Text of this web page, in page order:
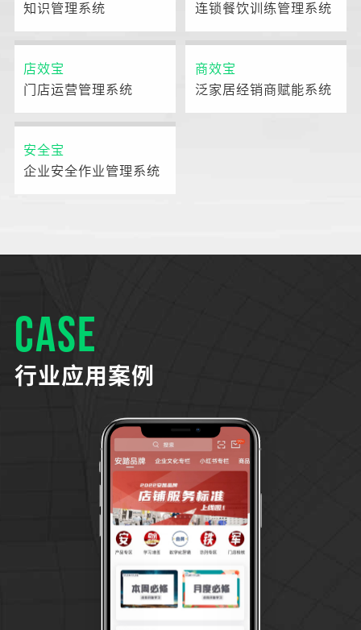
知识管理系统
连锁餐饮训练管理系统
店效宝
门店运营管理系统
商效宝
泛家居经销商赋能系统
安全宝
企业安全作业管理系统
CASE
行业应用案例